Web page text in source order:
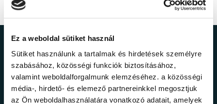
Ez a weboldal sütiket használ
Sütiket használunk a tartalmak és hirdetések személyre
szabásához, közösségi funkciók biztosításához,
valamint weboldalforgalmunk elemzéséhez. a közösségi
média-, hirdető- és elemező partnereinkkel megosztjuk
az Ön weboldalhasználatára vonatkozó adatait, amelyek
Ne maradj le a
legfrissebb